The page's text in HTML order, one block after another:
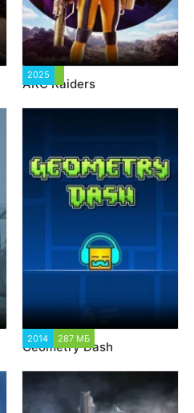
2025
ARC Raiders
2014 287 МБ
Geometry Dash